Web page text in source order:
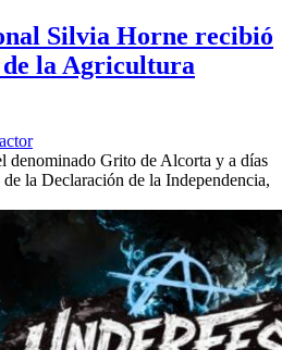
Silvia Horne recibió
la Agricultura
denominado Grito de Alcorta y a días
la Declaración de la Independencia,